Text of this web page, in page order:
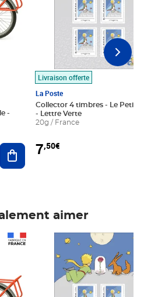
Ajouter au panier
Livraison offerte
La Poste
Collector 4 timbres - Le Petit
- Lettre Verte
20g / France
7,50€
aimer
Prix 7,50€